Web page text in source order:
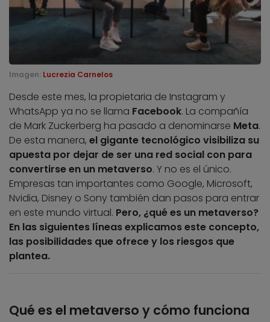
Imagen: Lucrezia Carnelos
Desde este mes, la propietaria de Instagram y
WhatsApp ya no se llama Facebook. La compañía
de Mark Zuckerberg ha pasado a denominarse Meta.
De esta manera, el gigante tecnológico visibiliza su
apuesta por dejar de ser una red social con para
convertirse en un metaverso. Y no es el único.
Empresas tan importantes como Google, Microsoft,
Nvidia, Disney o Sony también dan pasos para entrar
en este mundo virtual. Pero, ¿qué es un metaverso?
En las siguientes líneas explicamos este concepto,
las posibilidades que ofrece y los riesgos que
plantea.
Qué es el metaverso y cómo funciona